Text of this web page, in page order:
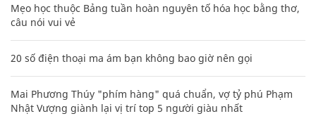
Mẹo học thuộc Bảng tuần hoàn nguyên tố hóa học bằng thơ,
câu nói vui vẻ
20 số điện thoại ma ám bạn không bao giờ nên gọi
Mai Phương Thúy "phím hàng" quá chuẩn, vợ tỷ phú Phạm
Nhật Vượng giành lại vị trí top 5 người giàu nhất